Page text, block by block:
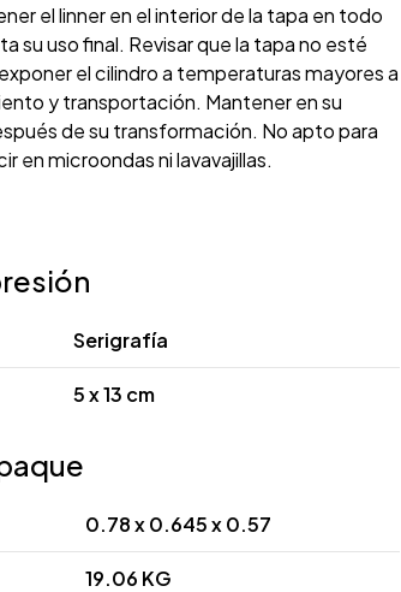
el linner en el interior de la tapa en todo
su uso final. Revisar que la tapa no esté
el cilindro a temperaturas mayores a
y transportación. Mantener en su
de su transformación. No apto para
en microondas ni lavavajillas.
Serigrafía
5 x 13 cm
0.78 x 0.645 x 0.57
19.06 KG